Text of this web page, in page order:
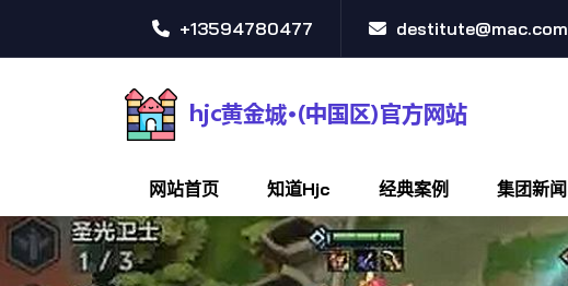
+13594780477 destitute@mac.com
网站首页 知道hjc 经典案例 集团新闻